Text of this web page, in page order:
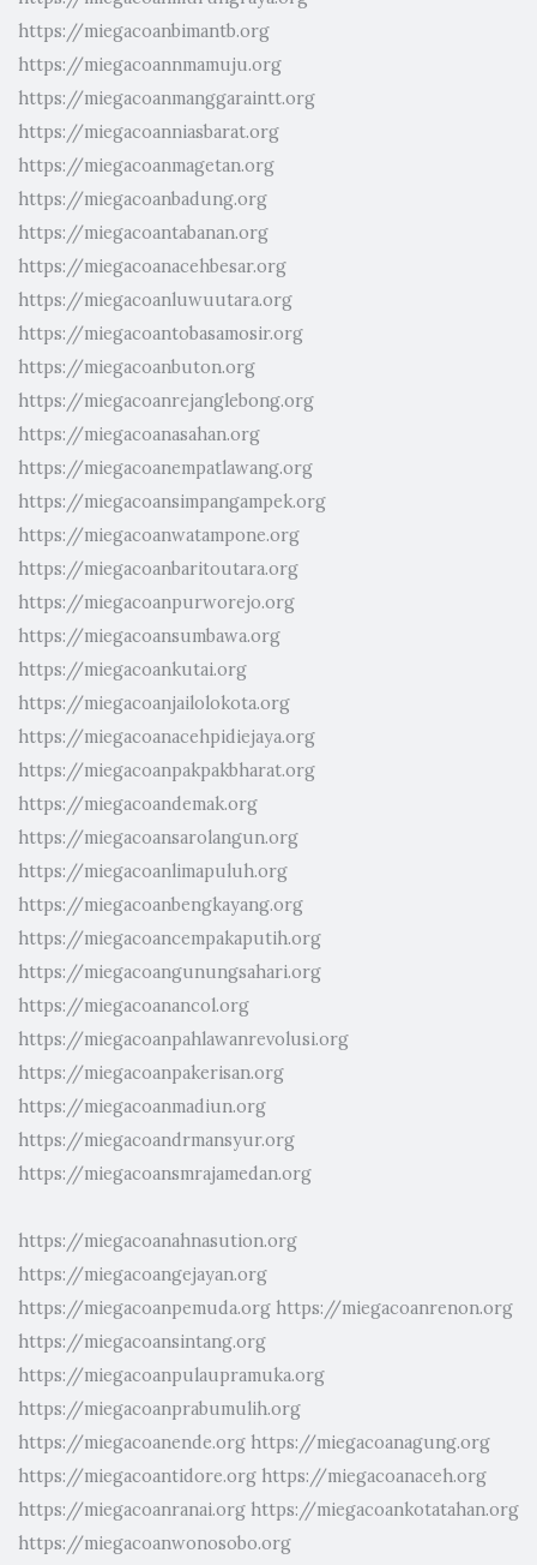
https://miegacoanbimantb.org
https://miegacoannmamuju.org
https://miegacoanmanggaraintt.org
https://miegacoanniasbarat.org
https://miegacoanmagetan.org
https://miegacoanbadung.org
https://miegacoantabanan.org
https://miegacoanacehbesar.org
https://miegacoanluwuutara.org
https://miegacoantobasamosir.org
https://miegacoanbuton.org
https://miegacoanrejanglebong.org
https://miegacoanasahan.org
https://miegacoanempatlawang.org
https://miegacoansimpangampek.org
https://miegacoanwatampone.org
https://miegacoanbaritoutara.org
https://miegacoanpurworejo.org
https://miegacoansumbawa.org
https://miegacoankutai.org
https://miegacoanjailolokota.org
https://miegacoanacehpidiejaya.org
https://miegacoanpakpakbharat.org
https://miegacoandemak.org
https://miegacoansarolangun.org
https://miegacoanlimapuluh.org
https://miegacoanbengkayang.org
https://miegacoancempakaputih.org
https://miegacoangunungsahari.org
https://miegacoanancol.org
https://miegacoanpahlawanrevolusi.org
https://miegacoanpakerisan.org
https://miegacoanmadiun.org
https://miegacoandrmansyur.org
https://miegacoansmrajamedan.org
https://miegacoanahnasution.org
https://miegacoangejayan.org
https://miegacoanpemuda.org https://miegacoanrenon.org
https://miegacoansintang.org
https://miegacoanpulaupramuka.org
https://miegacoanprabumulih.org
https://miegacoanende.org https://miegacoanagung.org
https://miegacoantidore.org https://miegacoanaceh.org
https://miegacoanranai.org https://miegacoankotatahan.org
https://miegacoanwonosobo.org